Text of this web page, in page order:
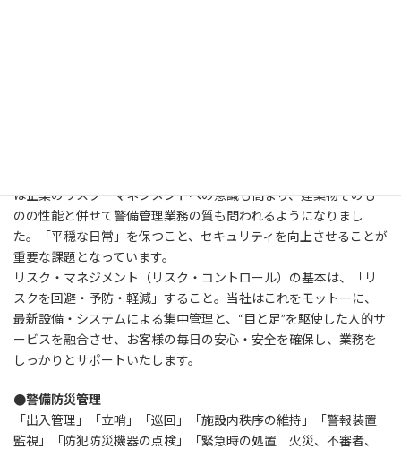
は企業のリスク・マネジメントへの意識も高まり、建築物そのも
のの性能と併せて警備管理業務の質も問われるようになりまし
た。「平穏な日常」を保つこと、セキュリティを向上させることが
重要な課題となっています。
リスク・マネジメント（リスク・コントロール）の基本は、「リ
スクを回避・予防・軽減」すること。当社はこれをモットーに、
最新設備・システムによる集中管理と、“目と足”を駆使した人的サ
ービスを融合させ、お客様の毎日の安心・安全を確保し、業務を
しっかりとサポートいたします。
●警備防災管理
「出入管理」「立哨」「巡回」「施設内秩序の維持」「警報装置
監視」「防犯防災機器の点検」「緊急時の処置 火災、不審者、